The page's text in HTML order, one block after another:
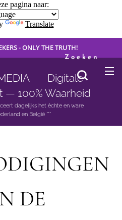
pagina naar:
Translate
- ONLY THE TRUTH!
🟣 Digitale
— 100% Waarheid
dagelijks het èchte en ware
en België ***
Zoeken
DE